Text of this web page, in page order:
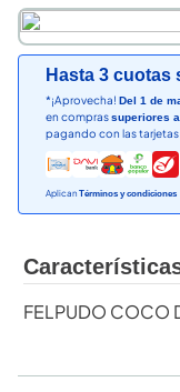
Hasta 3 cuotas
*¡Aprovecha! Del 1 de
en comprassuperiores a
pagando con las
Aplican Términos y condiciones
FELPUDO COCO